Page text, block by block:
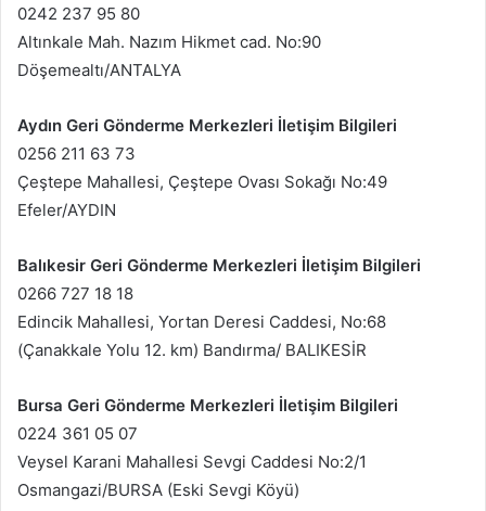
0242 237 95 80
Altınkale Mah. Nazım Hikmet cad. No:90
Döşemealtı/ANTALYA
Aydın Geri Gönderme Merkezleri İletişim Bilgileri
0256 211 63 73
Çeştepe Mahallesi, Çeştepe Ovası Sokağı No:49
Efeler/AYDIN
Balıkesir Geri Gönderme Merkezleri İletişim Bilgileri
0266 727 18 18
Edincik Mahallesi, Yortan Deresi Caddesi, No:68
(Çanakkale Yolu 12. km) Bandırma/ BALIKESİR
Bursa Geri Gönderme Merkezleri İletişim Bilgileri
0224 361 05 07
Veysel Karani Mahallesi Sevgi Caddesi No:2/1
Osmangazi/BURSA (Eski Sevgi Köyü)